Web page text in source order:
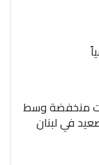
منخفضة وسط
في لبنان